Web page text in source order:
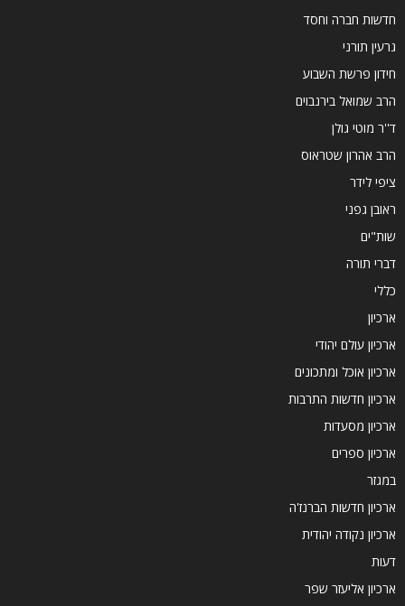
חדשות חברה וחסד
גרעין תורני
חידון פרשת השבוע
הרב שמואל בירנבוים
ד''ר מוטי גולן
הרב אהרון שטראוס
ציפי לידר
ראובן גפני
שות"ים
דברי תורה
כללי
ארכיון
ארכיון עולם יהודי
ארכיון אוכל ומתכונים
ארכיון חדשות התרבות
ארכיון מסעדות
ארכיון ספרים
במגזר
ארכיון חדשות הברנז'ה
ארכיון נקודה יהודית
דעות
ארכיון אליעזר שפר